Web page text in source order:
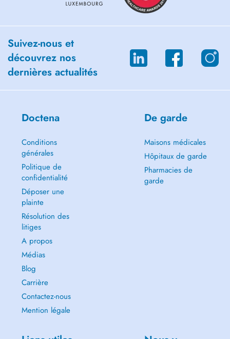
Suivez-nous et
découvrez nos
dernières actualités
Doctena
Conditions
générales
Politique de
confidentialité
Déposer une
plainte
Résolution des
litiges
A propos
Médias
Blog
Carrière
Contactez-nous
Mention légale
De garde
Maisons médicales
Hôpitaux de garde
Pharmacies de
garde